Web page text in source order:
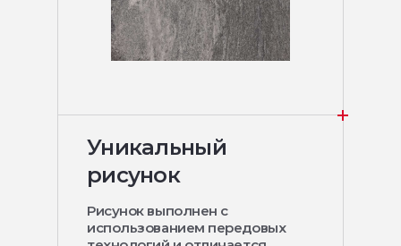
Уникальный
рисунок
Рисунок выполнен с
использованием передовых